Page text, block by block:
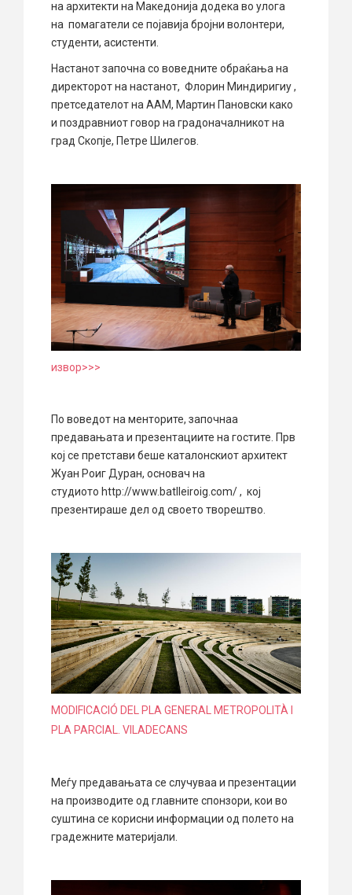
на архитекти на Македонија додека во улога
на помагатели се појавија бројни волонтери,
студенти, асистенти.
Настанот започна со воведните обраќања на
директорот на настанот, Флорин Миндиригиу ,
претседателот на ААМ, Мартин Пановски како
и поздравниот говор на градоначалникот на
град Скопје, Петре Шилегов.
извор>>>
По воведот на менторите, започнаа
предавањата и презентациите на гостите. Прв
кој се претстави беше каталонскиот архитект
Жуан Роиг Дуран, основач на
студиото http://www.batlleiroig.com/ , кој
презентираше дел од своето творештво.
MODIFICACIÓ DEL PLA GENERAL METROPOLITÀ I
PLA PARCIAL. VILADECANS
Меѓу предавањата се случуваа и презентации
на производите од главните спонзори, кои во
суштина се корисни информации од полето на
градежните материјали.